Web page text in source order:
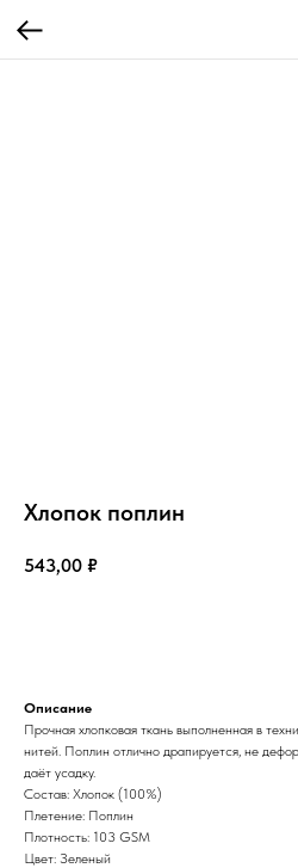
Хлопок поплин
543,00 ₽
Описание
Прочная хлопковая ткань выполненная в
нитей. Поплин отлично драпируется, не
даёт усадку.
Состав: Хлопок (100%)
Плетение: Поплин
Плотность: 103 GSM
Цвет: Зеленый